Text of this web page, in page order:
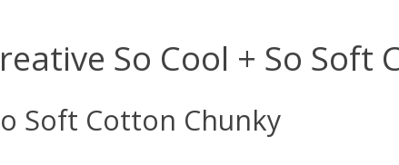
So Cool + So Soft
Soft Cotton Chunky